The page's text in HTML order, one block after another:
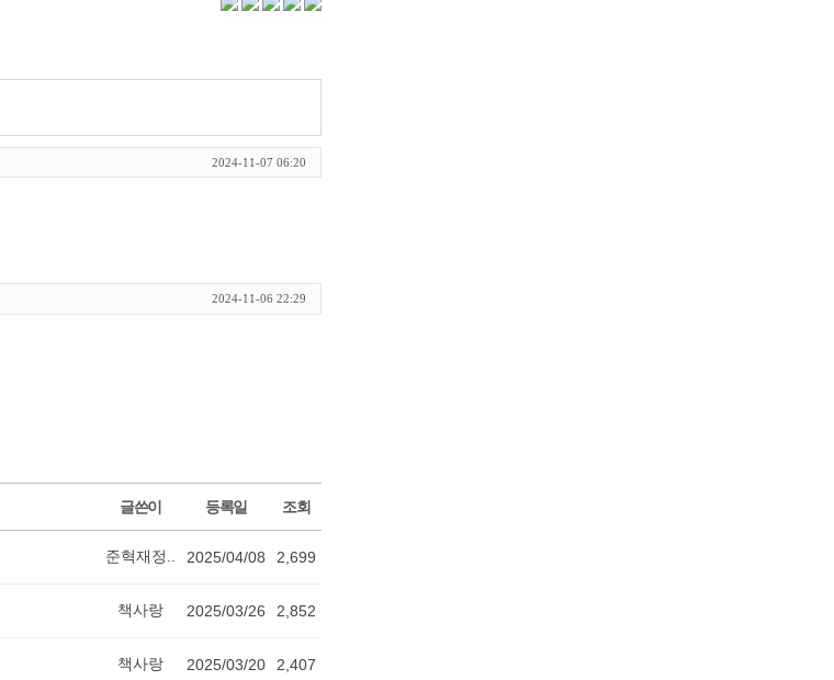
2024-11-07 06:20
2024-11-06 22:29
글쓴이 등록일 조회
준혁재정.. 2025/04/08 2,699
책사랑 2025/03/26 2,852
책사랑 2025/03/20 2,407